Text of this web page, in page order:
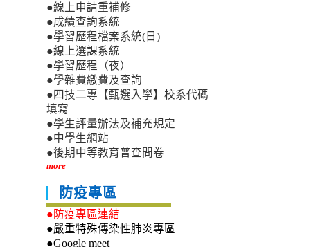
●線上申請重補修
●成績查詢系統
●學習歷程檔案系統(日)
●線上選課系統
●學習歷程（夜）
●學雜費繳費及查詢
●四技二專【甄選入學】校系代碼
填寫
●學生評量辦法及補充規定
●中學生網站
●後期中等教育普查問卷
more
防疫專區
●防疫專區連結
●嚴重特殊傳染性肺炎專區
●Google meet